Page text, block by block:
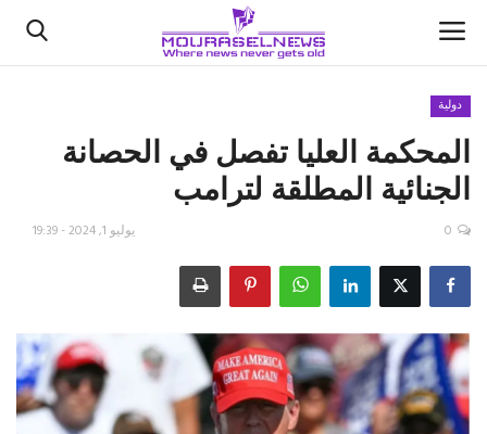
الأخبار
كتّابنا
اقتصاد
علوم وتكنولوجيا
رياضة
دولية
المحكمة العليا تفصل في الحصانة
الجنائية المطلقة لترامب
يوليو 1, 2024 - 19:39 0